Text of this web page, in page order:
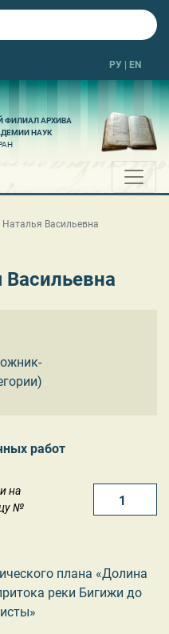
РУ EN
ФИЛИАЛ АРХИВА
НАУК
Васильевна
Васильевна
работ
на
№
плана «Долина
реки Бигижи до